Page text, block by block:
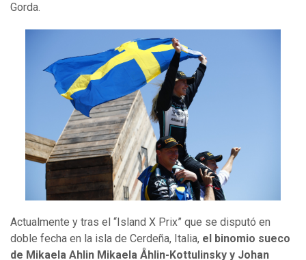
Gorda.
Actualmente y tras el “Island X Prix” que se disputó en
doble fecha en la isla de Cerdeña, Italia, el binomio sueco
de Mikaela Ahlin Mikaela Åhlin-Kottulinsky y Johan